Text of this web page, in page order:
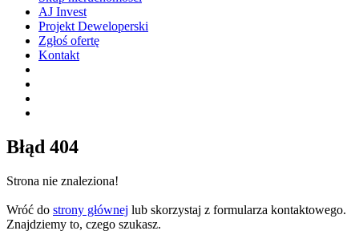
AJ Invest
Projekt Deweloperski
Zgłoś ofertę
Kontakt
Błąd 404
Strona nie znaleziona!
Wróć do strony głównej lub skorzystaj z formularza kontaktowego.
Znajdziemy to, czego szukasz.